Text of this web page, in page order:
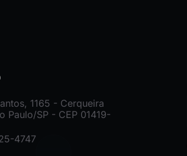
1165 - Cerqueira
Paulo/SP - CEP 01419-
4747